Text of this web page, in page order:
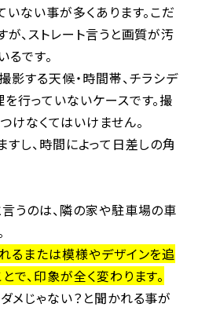
いない事が多くあります。こだ
が、ストレート言うと画質が汚
です。
影する天候・時間帯、チラシデ
行っていないケースです。撮
けなくてはいけません。
すし、時間によって日差しの角
うのは、隣の家や駐車場の車
るまたは模様やデザインを追
で、印象が全く変わります。
メじゃない？と聞かれる事が